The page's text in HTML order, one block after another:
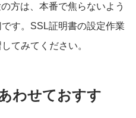
方は、本番で焦らないよう
す。SSL証明書の設定作業
てみてください。
わせておすす